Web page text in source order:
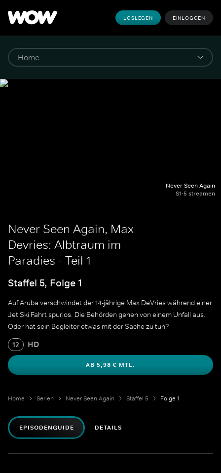
LOSLEGEN EINLOGGEN
Never Seen Again
S1-5 streamen
Never Seen Again, Max
Devries: Albtraum im
Paradies - Teil 1
Staffel 5, Folge 1
Auf Aruba verschwindet der 14-jährige Max DeVries während einer
Jet Ski Fahrt spurlos. Die Behörden gehen von einem Unfall aus.
Oder hat sein Begleiter etwas mit der Sache zu tun?
12 HD
AB 5,98 € MTL.
Home Serien Never Seen Again Staffel 5 Folge 1
EPISODENGUIDE DETAILS